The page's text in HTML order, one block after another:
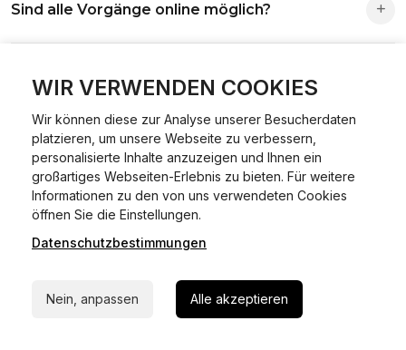
WIR VERWENDEN COOKIES
Wir können diese zur Analyse unserer Besucherdaten
platzieren, um unsere Webseite zu verbessern,
personalisierte Inhalte anzuzeigen und Ihnen ein
großartiges Webseiten-Erlebnis zu bieten. Für weitere
Informationen zu den von uns verwendeten Cookies
öffnen Sie die Einstellungen.
Datenschutzbestimmungen
Nein, anpassen Alle akzeptieren
Antrag wird automatisch an die richtige Stelle weitergeleitet.
Sind alle Vorgänge online möglich?
Abmeldungen für Fahrzeuge mit Erstzulassung vor dem
Was ist Online Kfz-Zulassung?
Ein Internetverfahren, mit dem du Fahrzeuge anmelden,
ummelden oder abmelden kannst – inklusive Dateneingabe,
Dokumentprüfung und Bezahlung.
Welche Vorteile gibt es?
Zeitersparnis, flexible Durchführung, kein Besuch der
Behörde notwendig.
Welche Unterlagen werden benötigt?
Fahrzeugbrief, Fahrzeugschein, Ausweis oder Reisepass,
Versicherungsnachweis, falls erforderlich TÜV-Bericht.
Die Prozesse laufen über gesicherte Verbindungen mit